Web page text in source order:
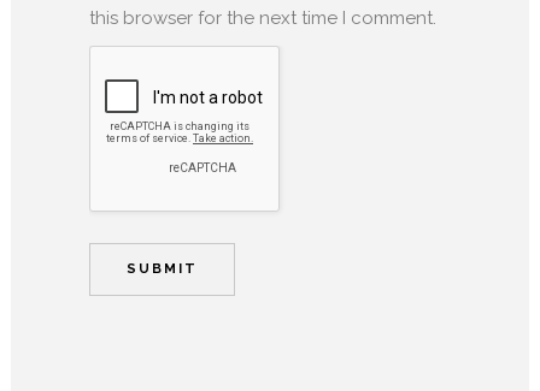
this browser for the next time I comment.